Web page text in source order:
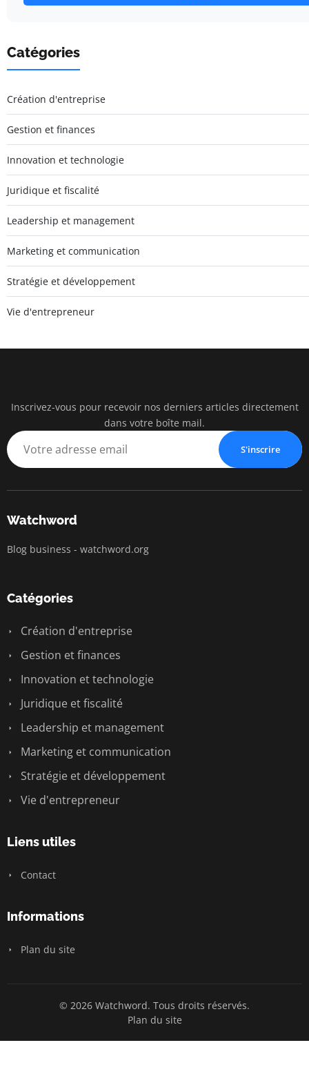
Catégories
Création d'entreprise
Gestion et finances
Innovation et technologie
Juridique et fiscalité
Leadership et management
Marketing et communication
Stratégie et développement
Vie d'entrepreneur
BUSINESS
Inscrivez-vous pour recevoir nos derniers articles directement
dans votre boîte mail.
S'inscrire
Watchword
Blog business - watchword.org
Catégories
Création d'entreprise
Gestion et finances
Innovation et technologie
Juridique et fiscalité
Leadership et management
Marketing et communication
Stratégie et développement
Vie d'entrepreneur
Liens utiles
Contact
Informations
Plan du site
© 2026 Watchword. Tous droits réservés.
Plan du site